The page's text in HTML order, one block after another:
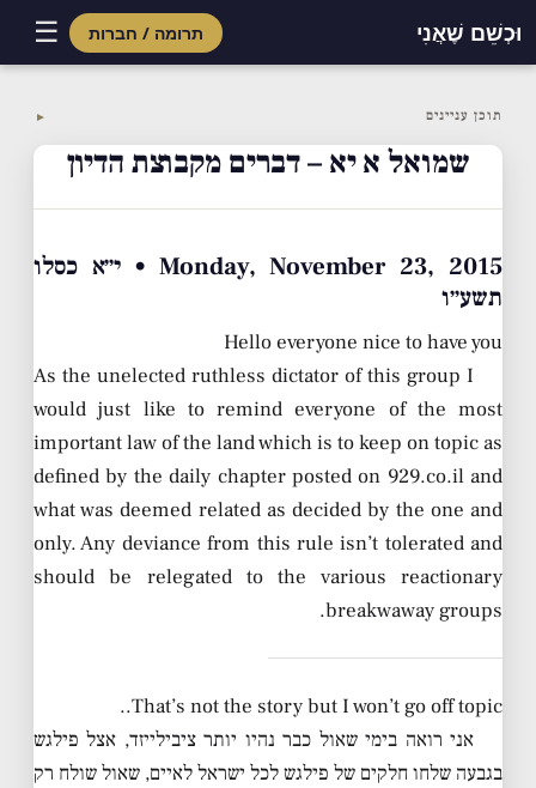
וּכְשֵׁם שֶׁאֲנִי תרומה / חברות ☰
content
תוכן עניינים ▼
שמואל א יא – דברים מקבוצת הדיון
Monday, November 23, 2015 • י״א כסלו
תשע״ו
Hello everyone nice to have you
As the unelected ruthless dictator of this group I
would just like to remind everyone of the most
important law of the land which is to keep on topic as
defined by the daily chapter posted on 929.co.il and
what was deemed related as decided by the one and
only. Any deviance from this rule isn’t tolerated and
should be relegated to the various reactionary
breakwaway groups.
That’s not the story but I won’t go off topic..
אני רואה בימי שאול כבר נהיו יותר ציבילייזד, אצל פילגש
בגבעה שלחו חלקים של פילגש לכל ישראל לאיים, שאול שולח רק